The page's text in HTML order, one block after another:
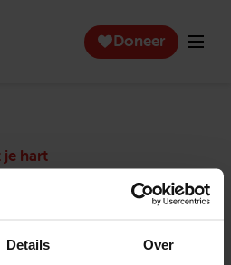
Details Over
Doneer
je hart
hart laat ouderen die zich
weer genieten en inspireert
Appeltje van Oranje.